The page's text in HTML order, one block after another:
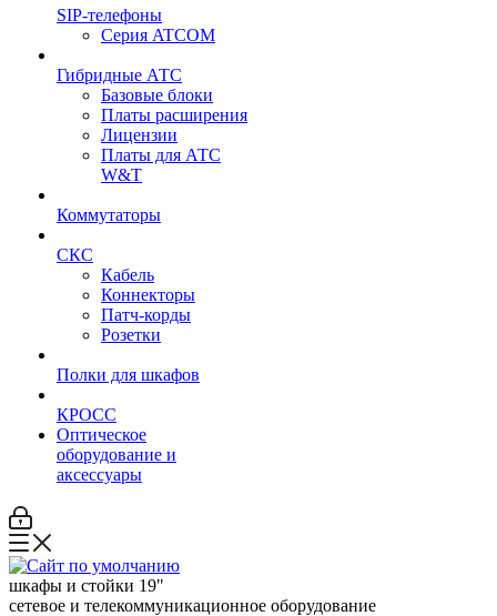
SIP-телефоны
Серия ATCOM
Гибридные АТС
Базовые блоки
Платы расширения
Лицензии
Платы для АТС
W&T
Коммутаторы
СКС
Кабель
Коннекторы
Патч-корды
Розетки
Полки для шкафов
КРОСС
Оптическое
оборудование и
аксессуары
шкафы и стойки 19"
сетевое и телекоммуникационное оборудование